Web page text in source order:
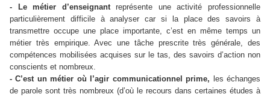
- Le métier d’enseignantreprésente une activité professionnelle
particulièrement difficile à analyser car si la place des savoirs à
transmettre occupe une place importante, c’est en même temps un
métier très empirique. Avec une tâche prescrite très générale, des
compétences mobilisées acquises sur le tas, des savoirs d’action non
conscients et nombreux.
- C’est un métier où l’agir communicationnel prime, les échanges
de parole sont très nombreux (d’où le recours dans certaines études à